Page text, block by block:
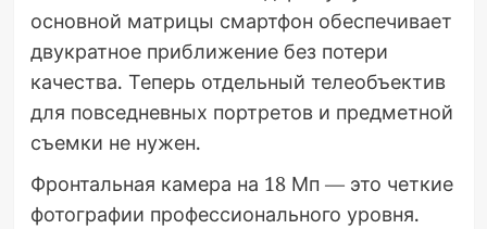
основной матрицы смартфон обеспечивает
двукратное приближение без потери
качества. Теперь отдельный телеобъектив
для повседневных портретов и предметной
съемки не нужен.
Фронтальная камера на 18 Мп — это четкие
фотографии профессионального уровня.